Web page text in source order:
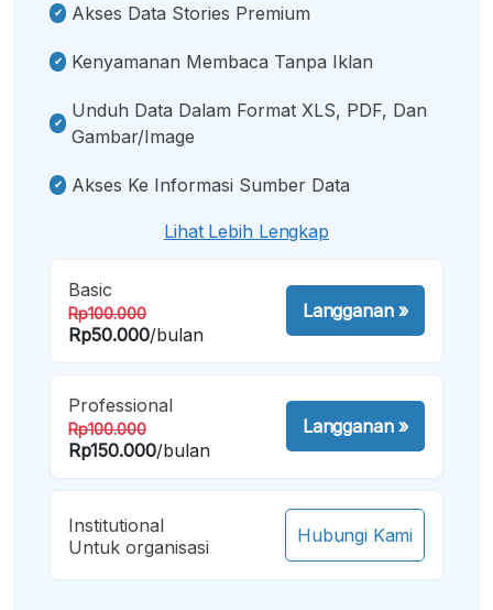
Akses Data Stories Premium
Kenyamanan Membaca Tanpa Iklan
Unduh Data Dalam Format XLS, PDF, Dan
Gambar/image
Akses Ke Informasi Sumber Data
Lihat Lebih Lengkap
Basic
Rp100.000
Rp50.000/bulan
Langganan»
Professional
Rp100.000
Rp150.000/bulan
Langganan»
Institutional
Untuk organisasi
Hubungi Kami